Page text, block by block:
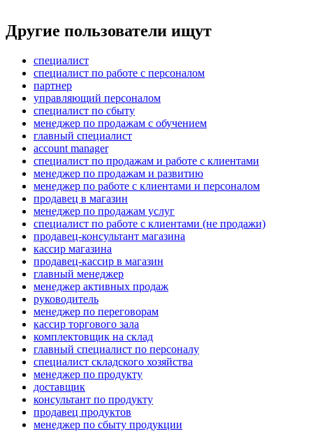
Другие пользователи ищут
специалист
специалист по работе с персоналом
партнер
управляющий персоналом
специалист по сбыту
менеджер по продажам с обучением
главный специалист
account manager
специалист по продажам и работе с клиентами
менеджер по продажам и развитию
менеджер по работе с клиентами и персоналом
продавец в магазин
менеджер по продажам услуг
специалист по работе с клиентами (не продажи)
продавец-консультант магазина
кассир магазина
продавец-кассир в магазин
главный менеджер
менеджер активных продаж
руководитель
менеджер по переговорам
кассир торгового зала
комплектовщик на склад
главный специалист по персоналу
специалист складского хозяйства
менеджер по продукту
доставщик
консультант по продукту
продавец продуктов
менеджер по сбыту продукции